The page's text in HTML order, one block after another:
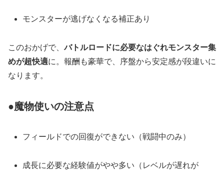
モンスターが逃げなくなる補正あり
このおかげで、バトルロードに必要なはぐれモンスター集
めが超快適に。報酬も豪華で、序盤から安定感が段違いに
なります。
●魔物使いの注意点
フィールドでの回復ができない（戦闘中のみ）
成長に必要な経験値がやや多い（レベルが遅れが